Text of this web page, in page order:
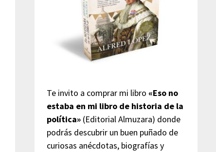
Te invito a comprar mi libro «Eso no
estaba en mi libro de historia de la
política»(Editorial Almuzara) donde
podrás descubrir un buen puñado de
curiosas anécdotas, biografías y